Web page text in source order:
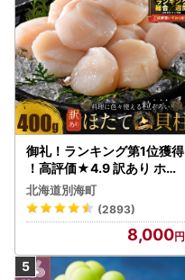
御礼！ランキング第1位獲得
！高評価★4.9 訳あり ホタ
テ 400g（ほたて 帆立 貝柱
冷凍 ）
北海道別海町
(2893)
8,000